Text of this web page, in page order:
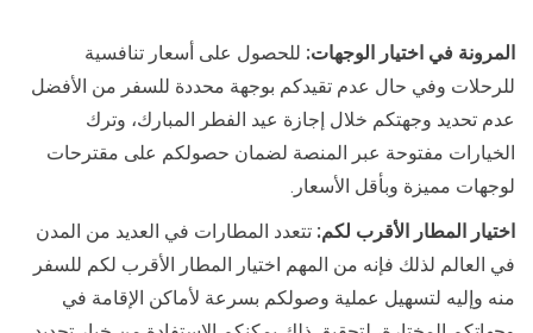
المرونة في اختيار الوجهات: للحصول على أسعار تنافسية
للرحلات وفي حال عدم تقيدكم بوجهة محددة للسفر من الأفضل
عدم تحديد وجهتكم خلال إجازة عيد الفطر المبارك، وترك
الخيارات مفتوحة عبر المنصة لضمان حصولكم على مقترحات
لوجهات مميزة وبأقل الأسعار.
اختيار المطار الأقرب لكم: تتعدد المطارات في العديد من المدن
في العالم لذلك فإنه من المهم اختيار المطار الأقرب لكم للسفر
منه وإليه لتسهيل عملية وصولكم بسرعة لأماكن الإقامة في